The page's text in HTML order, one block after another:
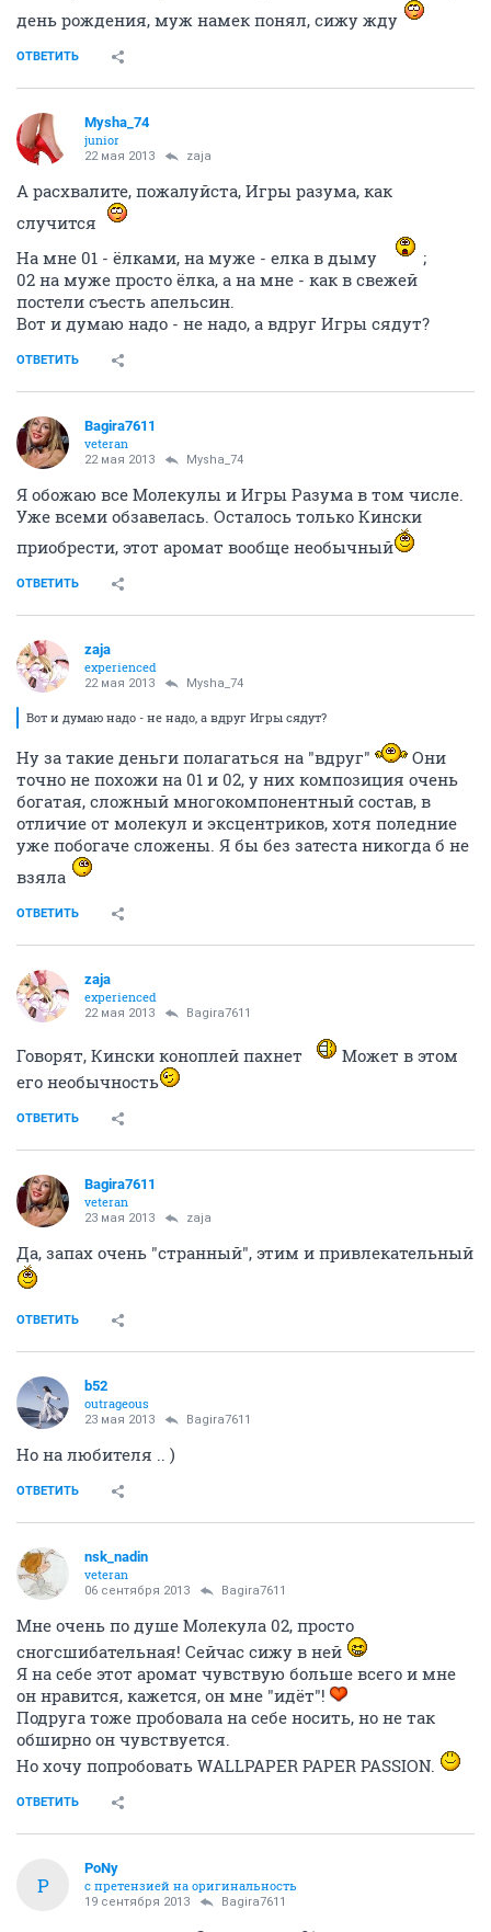
день рождения, муж намек понял, сижу жду
ОТВЕТИТЬ
Mysha_74
junior
22 мая 2013 zaja
А расхвалите, пожалуйста, Игры разума, как
случится
На мне 01 - ёлками, на муже - елка в дыму
;
02 на муже просто ёлка, а на мне - как в свежей
постели съесть апельсин.
Вот и думаю надо - не надо, а вдруг Игры сядут?
ОТВЕТИТЬ
Bagira7611
veteran
22 мая 2013 Mysha_74
Я обожаю все Молекулы и Игры Разума в том числе.
Уже всеми обзавелась. Осталось только Кински
приобрести, этот аромат вообще необычный
ОТВЕТИТЬ
zaja
experienced
22 мая 2013 Mysha_74
Вот и думаю надо - не надо, а вдруг Игры сядут?
Ну за такие деньги полагаться на "вдруг"
Они
точно не похожи на 01 и 02, у них композиция очень
богатая, сложный многокомпонентный состав, в
отличие от молекул и эксцентриков, хотя поледние
уже побогаче сложены. Я бы без затеста никогда б не
взяла
ОТВЕТИТЬ
zaja
experienced
22 мая 2013 Bagira7611
Говорят, Кински коноплей пахнет
Может в этом
его необычность
ОТВЕТИТЬ
Bagira7611
veteran
23 мая 2013 zaja
Да, запах очень "странный", этим и привлекательный
ОТВЕТИТЬ
b52
outrageous
23 мая 2013 Bagira7611
Но на любителя .. )
ОТВЕТИТЬ
nsk_nadin
veteran
06 сентября 2013 Bagira7611
Мне очень по душе Молекула 02, просто
сногсшибательная! Сейчас сижу в ней
Я на себе этот аромат чувствую больше всего и мне
он нравится, кажется, он мне "идёт"!
Подруга тоже пробовала на себе носить, но не так
обширно он чувствуется.
Но хочу попробовать WALLPAPER PAPER PASSION.
ОТВЕТИТЬ
P
PoNy
с претензией на оригинальность
19 сентября 2013 Bagira7611